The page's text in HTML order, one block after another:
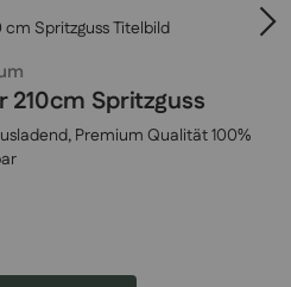
Spritzguss
Premium Qualität 100%